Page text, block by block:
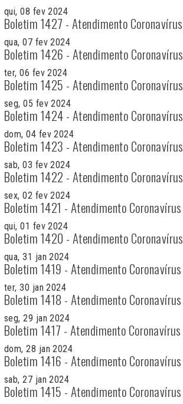
qui, 08 fev 2024
Boletim 1427 - Atendimento Coronavírus
qua, 07 fev 2024
Boletim 1426 - Atendimento Coronavírus
ter, 06 fev 2024
Boletim 1425 - Atendimento Coronavírus
seg, 05 fev 2024
Boletim 1424 - Atendimento Coronavírus
dom, 04 fev 2024
Boletim 1423 - Atendimento Coronavírus
sab, 03 fev 2024
Boletim 1422 - Atendimento Coronavírus
sex, 02 fev 2024
Boletim 1421 - Atendimento Coronavírus
qui, 01 fev 2024
Boletim 1420 - Atendimento Coronavírus
qua, 31 jan 2024
Boletim 1419 - Atendimento Coronavírus
ter, 30 jan 2024
Boletim 1418 - Atendimento Coronavírus
seg, 29 jan 2024
Boletim 1417 - Atendimento Coronavírus
dom, 28 jan 2024
Boletim 1416 - Atendimento Coronavírus
sab, 27 jan 2024
Boletim 1415 - Atendimento Coronavírus